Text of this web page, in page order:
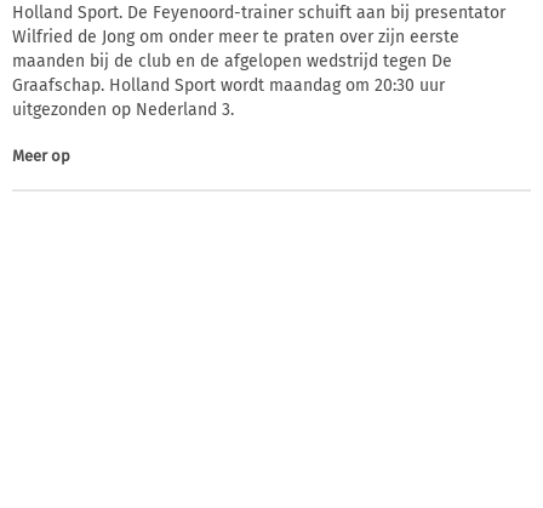
Holland Sport. De Feyenoord-trainer schuift aan bij presentator
Wilfried de Jong om onder meer te praten over zijn eerste
maanden bij de club en de afgelopen wedstrijd tegen De
Graafschap. Holland Sport wordt maandag om 20:30 uur
uitgezonden op Nederland 3.
Meer op